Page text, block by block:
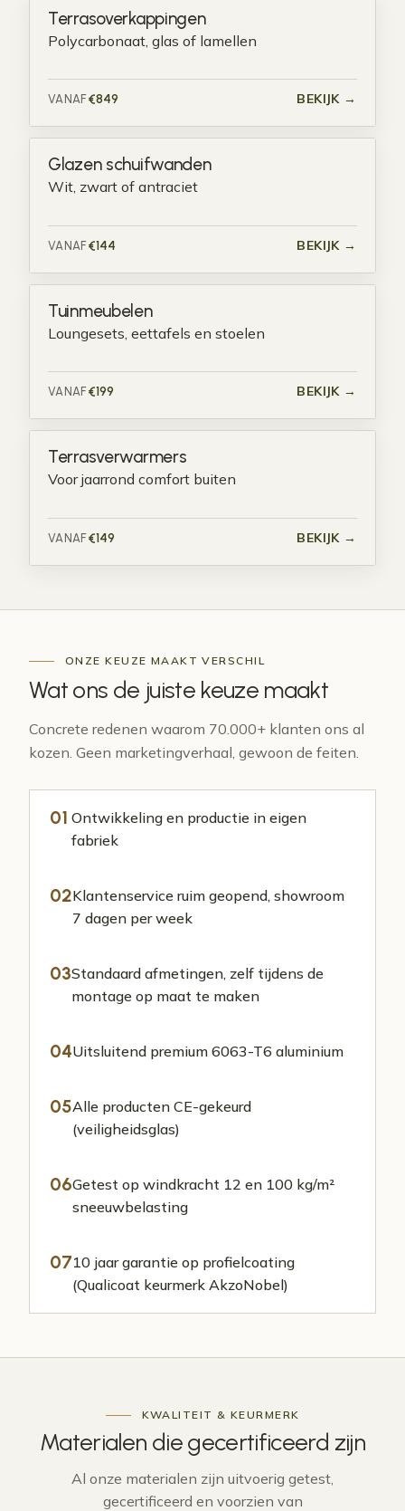
Terrasoverkappingen
Polycarbonaat, glas of lamellen
VANAF €849 BEKIJK →
Glazen schuifwanden
Wit, zwart of antraciet
VANAF €144 BEKIJK →
Tuinmeubelen
Loungesets, eettafels en stoelen
VANAF €199 BEKIJK →
Terrasverwarmers
Voor jaarrond comfort buiten
VANAF €149 BEKIJK →
ONZE KEUZE MAAKT VERSCHIL
Wat ons de juiste keuze maakt
Concrete redenen waarom 70.000+ klanten ons al
kozen. Geen marketingverhaal, gewoon de feiten.
01 Ontwikkeling en productie in eigen
fabriek
02Klantenservice ruim geopend, showroom
7 dagen per week
03Standaard afmetingen, zelf tijdens de
montage op maat te maken
04Uitsluitend premium 6063-T6 aluminium
05Alle producten CE-gekeurd
(veiligheidsglas)
06Getest op windkracht 12 en 100 kg/m²
sneeuwbelasting
0710 jaar garantie op profielcoating
(Qualicoat keurmerk AkzoNobel)
KWALITEIT & KEURMERK
Materialen diegecertificeerd zijn
Al onze materialen zijn uitvoerig getest,
gecertificeerd en voorzien van